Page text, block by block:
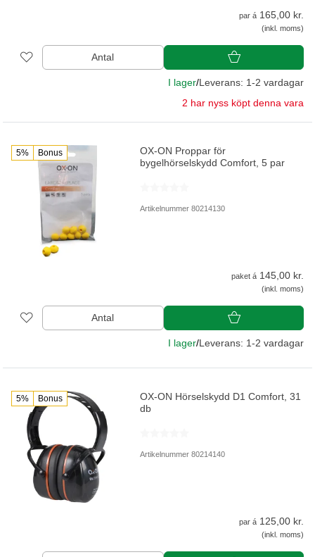
par á 165,00 kr.
(inkl. moms)
Antal
I lager/Leverans: 1-2 vardagar
2 har nyss köpt denna vara
5% Bonus
OX-ON Proppar för
bygelhörselskydd Comfort, 5 par
Artikelnummer 80214130
paket á 145,00 kr.
(inkl. moms)
Antal
I lager/Leverans: 1-2 vardagar
5% Bonus
OX-ON Hörselskydd D1 Comfort, 31
db
Artikelnummer 80214140
par á 125,00 kr.
(inkl. moms)